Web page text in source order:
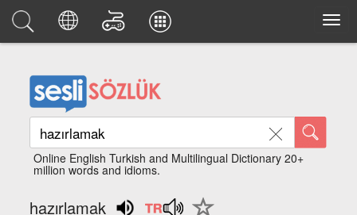
Online English Turkish and Multilingual Dictionary 20+
million words and idioms.
hazırlamak